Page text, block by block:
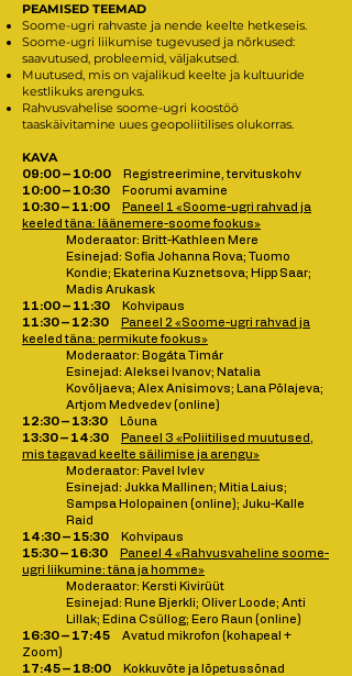
PEAMISED TEEMAD
Soome-ugri rahvaste ja nende keelte hetkeseis.
Soome-ugri liikumise tugevused ja nõrkused:
saavutused, probleemid, väljakutsed.
Muutused, mis on vajalikud keelte ja kultuuride
kestlikuks arenguks.
Rahvusvahelise soome-ugri koostöö
taaskäivitamine uues geopoliitilises olukorras.
KAVA
09:00 – 10:00 Registreerimine, tervituskohv
10:00 – 10:30 Foorumi avamine
10:30 – 11:00
Paneel 1 «Soome-ugri rahvad ja
keeled täna: läänemere-soome fookus»
Moderaator: Britt-Kathleen Mere
Esinejad: Sofia Johanna Rova; Tuomo
Kondie; Ekaterina Kuznetsova; Hipp Saar;
Madis Arukask
11:00 – 11:30 Kohvipaus
11:30 – 12:30
Paneel 2 «Soome-ugri rahvad ja
keeled täna: permikute fookus»
Moderaator: Bogáta Timár
Esinejad: Aleksei Ivanov; Natalia
Kovõljaeva; Alex Anisimovs; Lana Põlajeva;
Artjom Medvedev (online)
12:30 – 13:30 Lõuna
13:30 – 14:30
Paneel 3 «Poliitilised muutused,
mis tagavad keelte säilimise ja arengu»
Moderaator: Pavel Ivlev
Esinejad: Jukka Mallinen; Mitia Laius;
Sampsa Holopainen (online); Juku-Kalle
Raid
14:30 – 15:30 Kohvipaus
15:30 – 16:30
Paneel 4 «Rahvusvaheline soome-
ugri liikumine: täna ja homme»
Moderaator: Kersti Kivirüüt
Esinejad: Rune Bjerkli; Oliver Loode; Anti
Lillak; Edina Csüllog; Eero Raun (online)
16:30 – 17:45 Avatud mikrofon (kohapeal +
Zoom)
17:45 – 18:00 Kokkuvõte ja lõpetussõnad